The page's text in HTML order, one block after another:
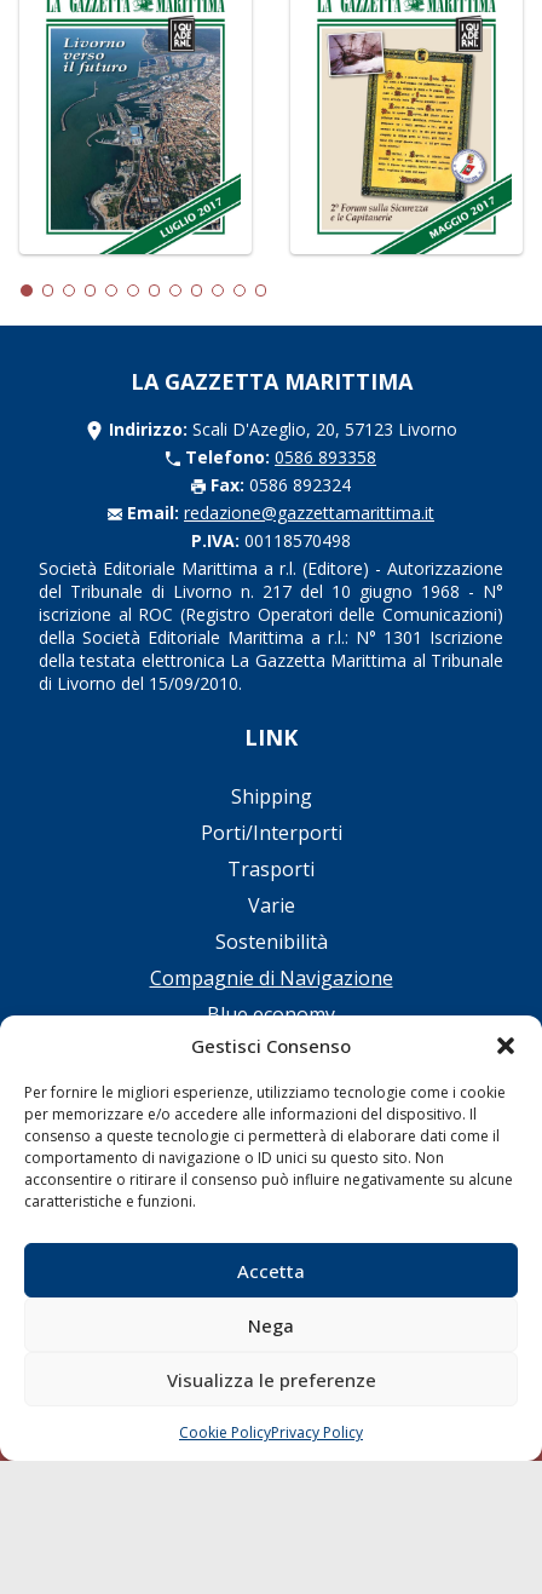
Gestisci Consenso
Per fornire le migliori esperienze, utilizziamo tecnologie come i cookie
per memorizzare e/o accedere alle informazioni del dispositivo. Il
consenso a queste tecnologie ci permetterà di elaborare dati come il
comportamento di navigazione o ID unici su questo sito. Non
acconsentire o ritirare il consenso può influire negativamente su alcune
caratteristiche e funzioni.
Accetta
Nega
Visualizza le preferenze
Cookie PolicyPrivacy Policy
LA GAZZETTA MARITTIMA
Indirizzo: Scali D'Azeglio, 20, 57123 Livorno
Telefono: 0586 893358
Fax: 0586 892324
Email: redazione@gazzettamarittima.it
P.IVA: 00118570498
Società Editoriale Marittima a r.l. (Editore) - Autorizzazione
del Tribunale di Livorno n. 217 del 10 giugno 1968 - N°
iscrizione al ROC (Registro Operatori delle Comunicazioni)
della Società Editoriale Marittima a r.l.: N° 1301 Iscrizione
della testata elettronica La Gazzetta Marittima al Tribunale
di Livorno del 15/09/2010.
LINK
Shipping
Porti/Interporti
Trasporti
Varie
Sostenibilità
Compagnie di Navigazione
Blue economy
Diporto
Chi siamo
Contatti
SEGUI
© 1968 - 2026 Tutti i diritti sono riservati
Cookie Policy
Privacy Policy
Mappa del sito
CHIAMA SCRIVI